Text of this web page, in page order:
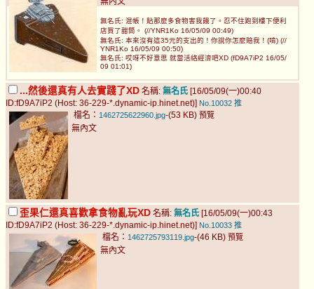
無名氏: 混帳！貼那麼多食物害我餓了。忍不住跑到樓下便利
店買了甜筒。 (//YNR1Ko 16/05/09 00:49)
無名氏: 本來沒有這35元的支出的！你說你怎麼賠我！(啃) (//
YNR1Ko 16/05/09 00:50)
無名氏: 哎呀不好意思 就當活絡經濟吧XD (fD9A7iP2 16/05/
09 01:01)
...然後還真有人去實踐了XD 名稱: 無名氏 [16/05/09(一)00:40
ID:fD9A7iP2 (Host: 36-229-*.dynamic-ip.hinet.net)] No.10032 推
檔名： 1462725622960.jpg-(53 KB) 預覽
無內文
歪果仁還真喜歡拿食物亂玩XD 名稱: 無名氏 [16/05/09(一)00:43
ID:fD9A7iP2 (Host: 36-229-*.dynamic-ip.hinet.net)] No.10033 推
檔名： 1462725793119.jpg-(46 KB) 預覽
無內文